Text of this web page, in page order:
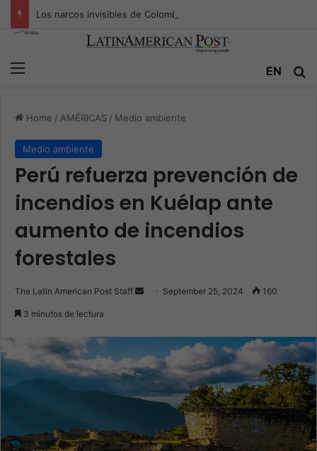
Menu EN
Home / AMÉRICAS / Medio ambiente
Medio ambiente
Perú refuerza prevención de
incendios en Kuélap ante
aumento de incendios
forestales
The Latin American Post Staff
Send September 25, 2024 160
3 minutos de lectura